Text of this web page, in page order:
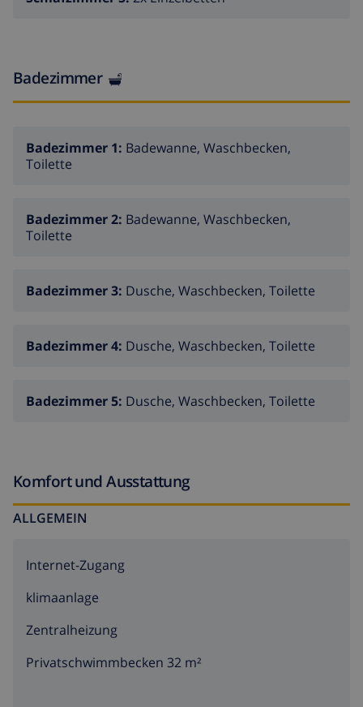
Badezimmer
Badezimmer 1: Badewanne, Waschbecken,
Toilette
Badezimmer 2: Badewanne, Waschbecken,
Toilette
Badezimmer 3: Dusche, Waschbecken, Toilette
Badezimmer 4: Dusche, Waschbecken, Toilette
Badezimmer 5: Dusche, Waschbecken, Toilette
Komfort und Ausstattung
ALLGEMEIN
Internet-Zugang
klimaanlage
Zentralheizung
Privatschwimmbecken 32 m²